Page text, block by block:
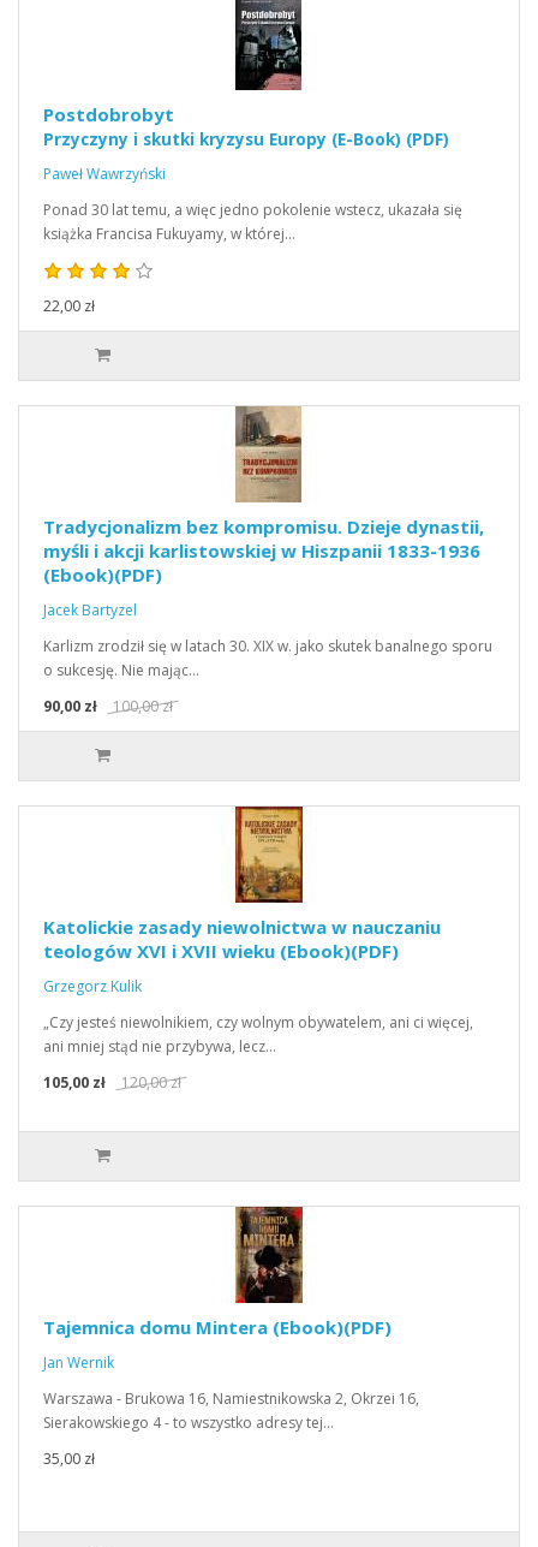
Postdobrobyt
Przyczyny i skutki kryzysu Europy (E-Book) (PDF)
Paweł Wawrzyński
Ponad 30 lat temu, a więc jedno pokolenie wstecz, ukazała się
książka Francisa Fukuyamy, w której…
22,00 zł
Tradycjonalizm bez kompromisu. Dzieje dynastii,
myśli i akcji karlistowskiej w Hiszpanii 1833-1936
(Ebook)(PDF)
Jacek Bartyzel
Karlizm zrodził się w latach 30. XIX w. jako skutek banalnego sporu
o sukcesję. Nie mając…
90,00 zł
100,00 zł
Katolickie zasady niewolnictwa w nauczaniu
teologów XVI i XVII wieku (Ebook)(PDF)
Grzegorz Kulik
„Czy jesteś niewolnikiem, czy wolnym obywatelem, ani ci więcej,
ani mniej stąd nie przybywa, lecz…
105,00 zł
120,00 zł
Tajemnica domu Mintera (Ebook)(PDF)
Jan Wernik
Warszawa - Brukowa 16, Namiestnikowska 2, Okrzei 16,
Sierakowskiego 4 - to wszystko adresy tej…
35,00 zł